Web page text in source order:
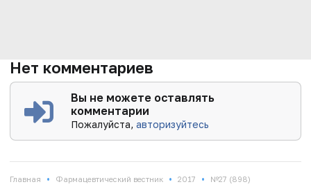
Нет комментариев
Вы не можете оставлять
комментарии
Пожалуйста,авторизуйтесь
Главная • Фармацевтический вестник • 2017 • №27 (898)